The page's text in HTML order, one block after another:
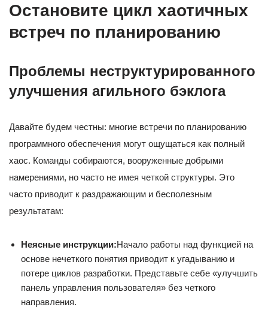
Остановите цикл хаотичных
встреч по планированию
Проблемы неструктурированного
улучшения агильного бэклога
Давайте будем честны: многие встречи по планированию
программного обеспечения могут ощущаться как полный
хаос. Команды собираются, вооруженные добрыми
намерениями, но часто не имея четкой структуры. Это
часто приводит к раздражающим и бесполезным
результатам:
Неясные инструкции:Начало работы над функцией на
основе нечеткого понятия приводит к угадыванию и
потере циклов разработки. Представьте себе «улучшить
панель управления пользователя» без четкого
направления.